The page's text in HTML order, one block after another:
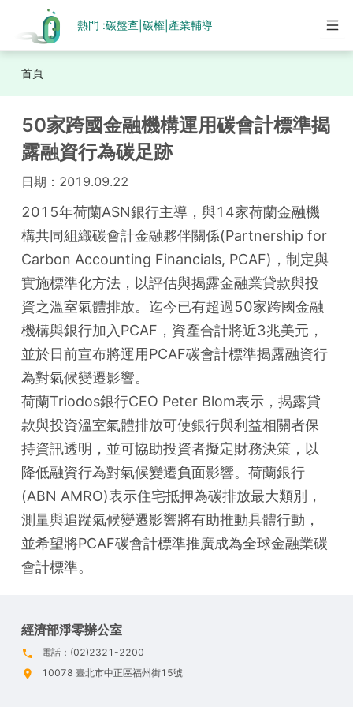
熱門 :碳盤查 碳權| 產業輔導
首頁
50家跨國金融機構運用碳會計標準揭
露融資行為碳足跡
日期： 2019.09.22
2015年荷蘭ASN銀行主導，與14家荷蘭金融機
構共同組織碳會計金融夥伴關係(Partnership for
Carbon Accounting Financials, PCAF)，制定與
實施標準化方法，以評估與揭露金融業貸款與投
資之溫室氣體排放。迄今已有超過50家跨國金融
機構與銀行加入PCAF，資產合計將近3兆美元，
並於日前宣布將運用PCAF碳會計標準揭露融資行
為對氣候變遷影響。
荷蘭Triodos銀行CEO Peter Blom表示，揭露貸
款與投資溫室氣體排放可使銀行與利益相關者保
持資訊透明，並可協助投資者擬定財務決策，以
降低融資行為對氣候變遷負面影響。荷蘭銀行
(ABN AMRO)表示住宅抵押為碳排放最大類別，
測量與追蹤氣候變遷影響將有助推動具體行動，
並希望將PCAF碳會計標準推廣成為全球金融業碳
會計標準。
經濟部淨零辦公室
電話：(02)2321-2200
10078 臺北市中正區福州街15號